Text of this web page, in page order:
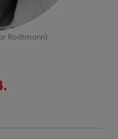
Rodtmann)